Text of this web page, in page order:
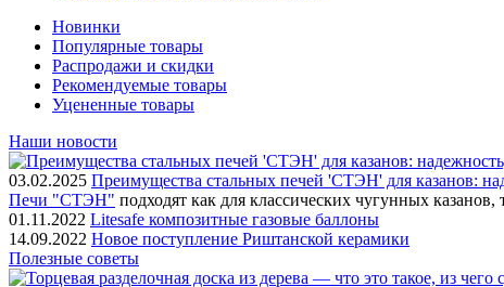
Новинки
Популярные товары
Распродажи и скидки
Рекомендуемые товары
Уцененные товары
Наши новости
03.02.2025 Преимущества стальных печей 'СТЭН' для казанов:
Печи "СТЭН" подходят как для классических чугунных
01.11.2022 Litesafe композитные газовые баллоны
14.09.2022 Новое поступление Риштанской керамики
Полезные советы